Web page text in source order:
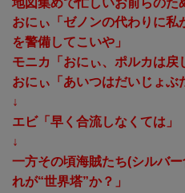
おにぃ「ゼノンの代わりに
を警備してこいや」
モニカ「おにぃ、ポルカは戻
おにぃ「あいつはだいじょぶ
↓
エビ「早く合流しなくては」
↓
一方その頃海賊たち(シルバ
れが“世界塔”か？」